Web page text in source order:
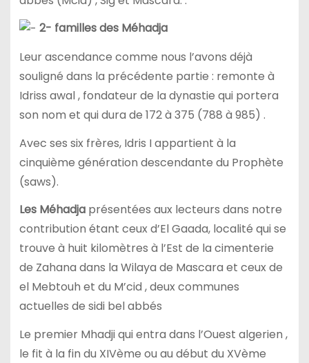
2- familles des Méhadja
Leur ascendance comme nous l’avons déjà
souligné dans la précédente partie : remonte à
Idriss awal , fondateur de la dynastie qui portera
son nom et qui dura de 172 à 375 (788 à 985) .
Avec ses six frères, Idris I appartient à la
cinquième génération descendante du Prophète
(saws).
Les Méhadjaprésentées aux lecteurs dans notre
contribution étant ceux d’El Gaada, localité qui se
trouve à huit kilomètres à l’Est de la cimenterie
de Zahana dans la Wilaya de Mascara et ceux de
el Mebtouh et du M’cid , deux communes
actuelles de sidi bel abbés
Le premier Mhadji qui entra dans l’Ouest algerien ,
le fit à la fin du XIVème ou au début du XVème